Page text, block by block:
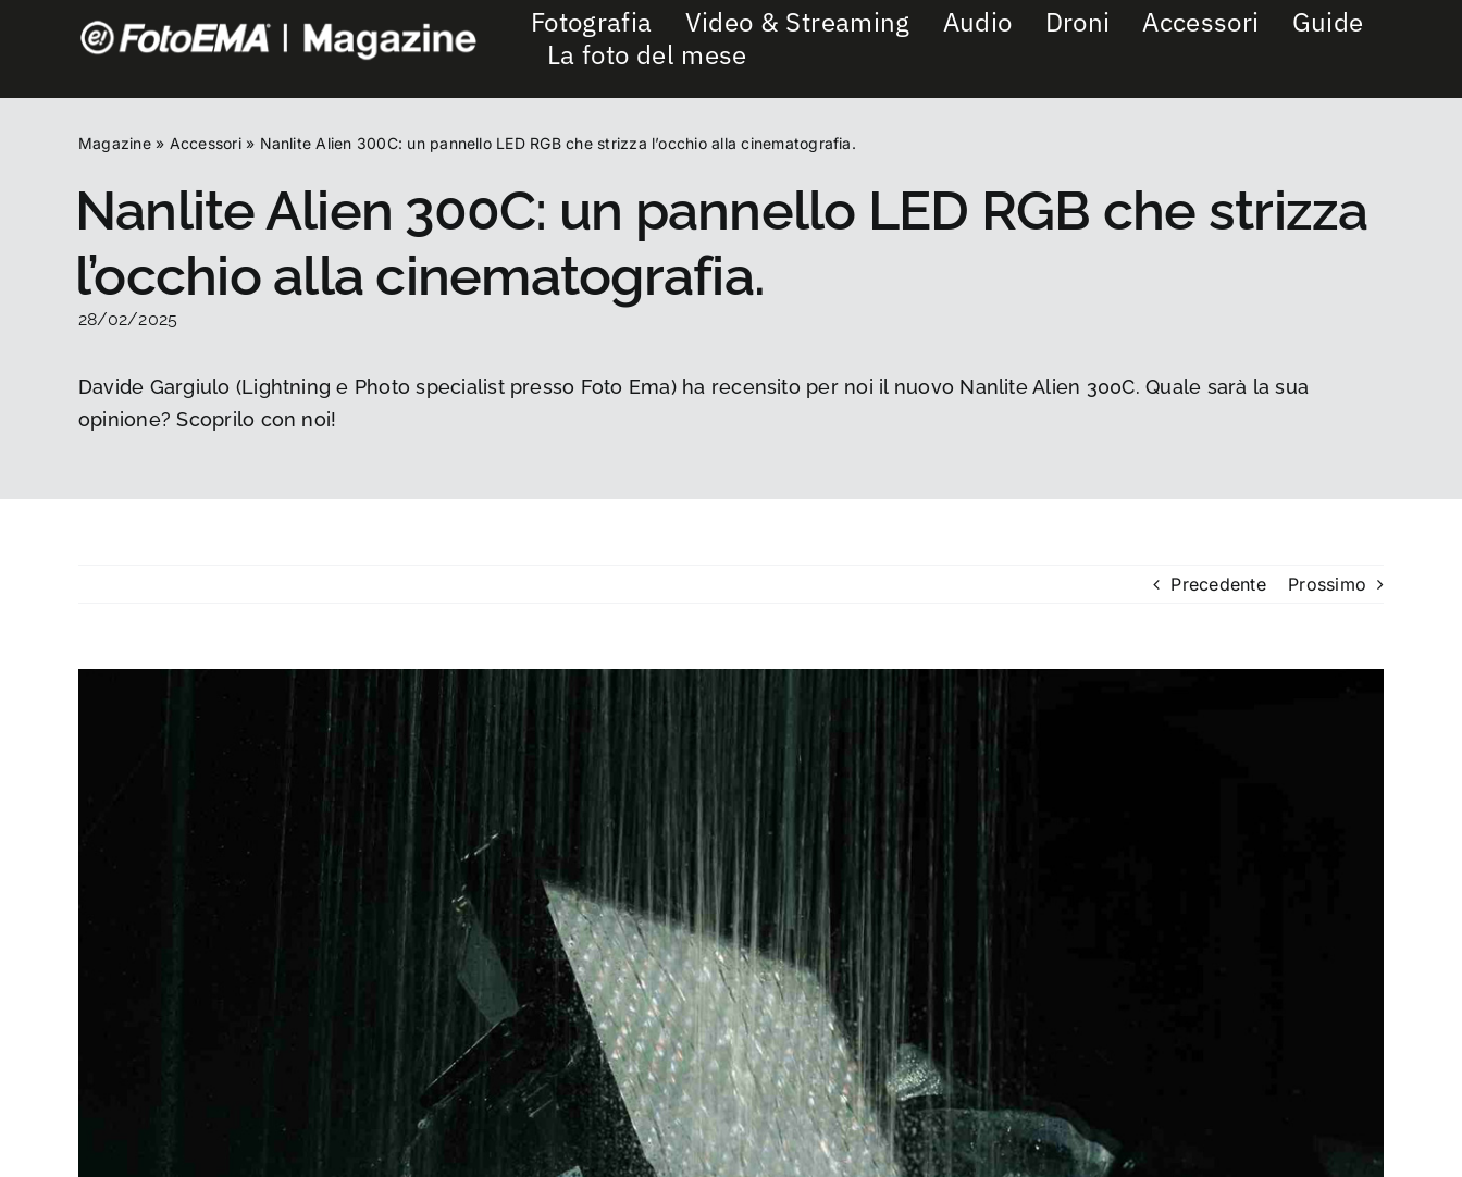
Fotografia Video & Streaming Audio Droni Accessori
Guide
La foto del mese
Magazine» Accessori» Nanlite Alien 300C: un pannello LED RGB che strizza l’occhio alla cinematografia.
Nanlite Alien 300C: un pannello LED RGB che strizza
l’occhio alla cinematografia.
28/02/2025
Davide Gargiulo (Lightning e Photo specialist presso Foto Ema) ha recensito per noi il nuovo Nanlite Alien 300C. Quale sarà la sua
opinione? Scoprilo con noi!
Precedente Prossimo